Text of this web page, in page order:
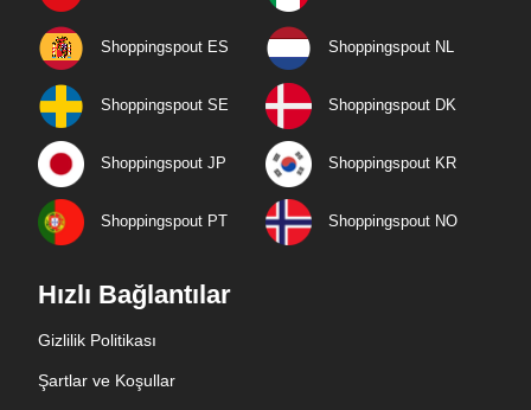
Shoppingspout ES Shoppingspout NL
Shoppingspout SE Shoppingspout DK
Shoppingspout JP Shoppingspout KR
Shoppingspout PT Shoppingspout NO
Hızlı Bağlantılar
Gizlilik Politikası
Şartlar ve Koşullar